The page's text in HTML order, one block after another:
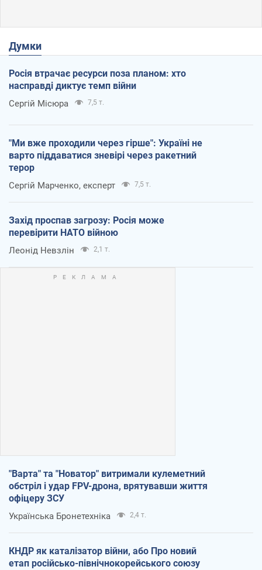
Думки
Росія втрачає ресурси поза планом: хто
насправді диктує темп війни
Сергій Місюра 7,5 т.
"Ми вже проходили через гірше": Україні не
варто піддаватися зневірі через ракетний
терор
Сергій Марченко, експерт 7,5 т.
Захід проспав загрозу: Росія може
перевірити НАТО війною
Леонід Невзлін 2,1 т.
"Варта" та "Новатор" витримали кулеметний
обстріл і удар FPV-дрона, врятувавши життя
офіцеру ЗСУ
Українська Бронетехніка 2,4 т.
КНДР як каталізатор війни, або Про новий
етап російсько-північнокорейського союзу